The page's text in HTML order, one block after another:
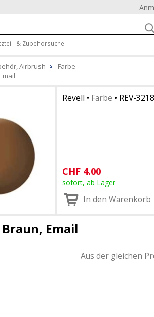
& Zubehörsuche
Airbrush
Farbe
Revell • Farbe • REV-
CHF 4.00
sofort, ab Lager
In den Warenkorb
Email
Aus der gleichen